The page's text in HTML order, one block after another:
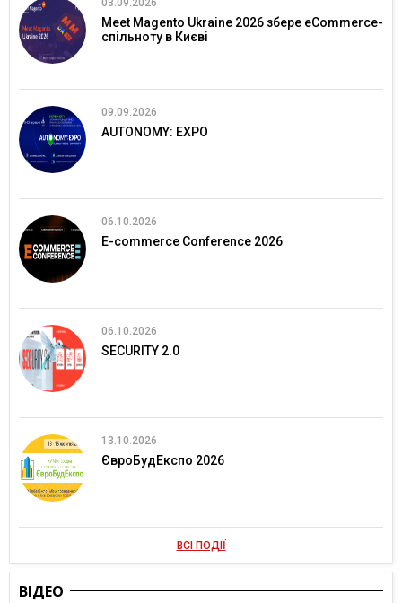
03.09.2026
Meet Magento Ukraine 2026 збере eCommerce-
спільноту в Києві
09.09.2026
AUTONOMY: EXPO
06.10.2026
E-commerce Conference 2026
06.10.2026
SECURITY 2.0
13.10.2026
ЄвроБудЕкспо 2026
ВСІ ПОДІЇ
ВІДЕО